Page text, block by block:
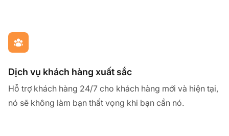
Dịch vụ khách hàng xuất sắc
Hỗ trợ khách hàng 24/7 cho khách hàng mới và hiện tại,
nó sẽ không làm bạn thất vọng khi bạn cần nó.